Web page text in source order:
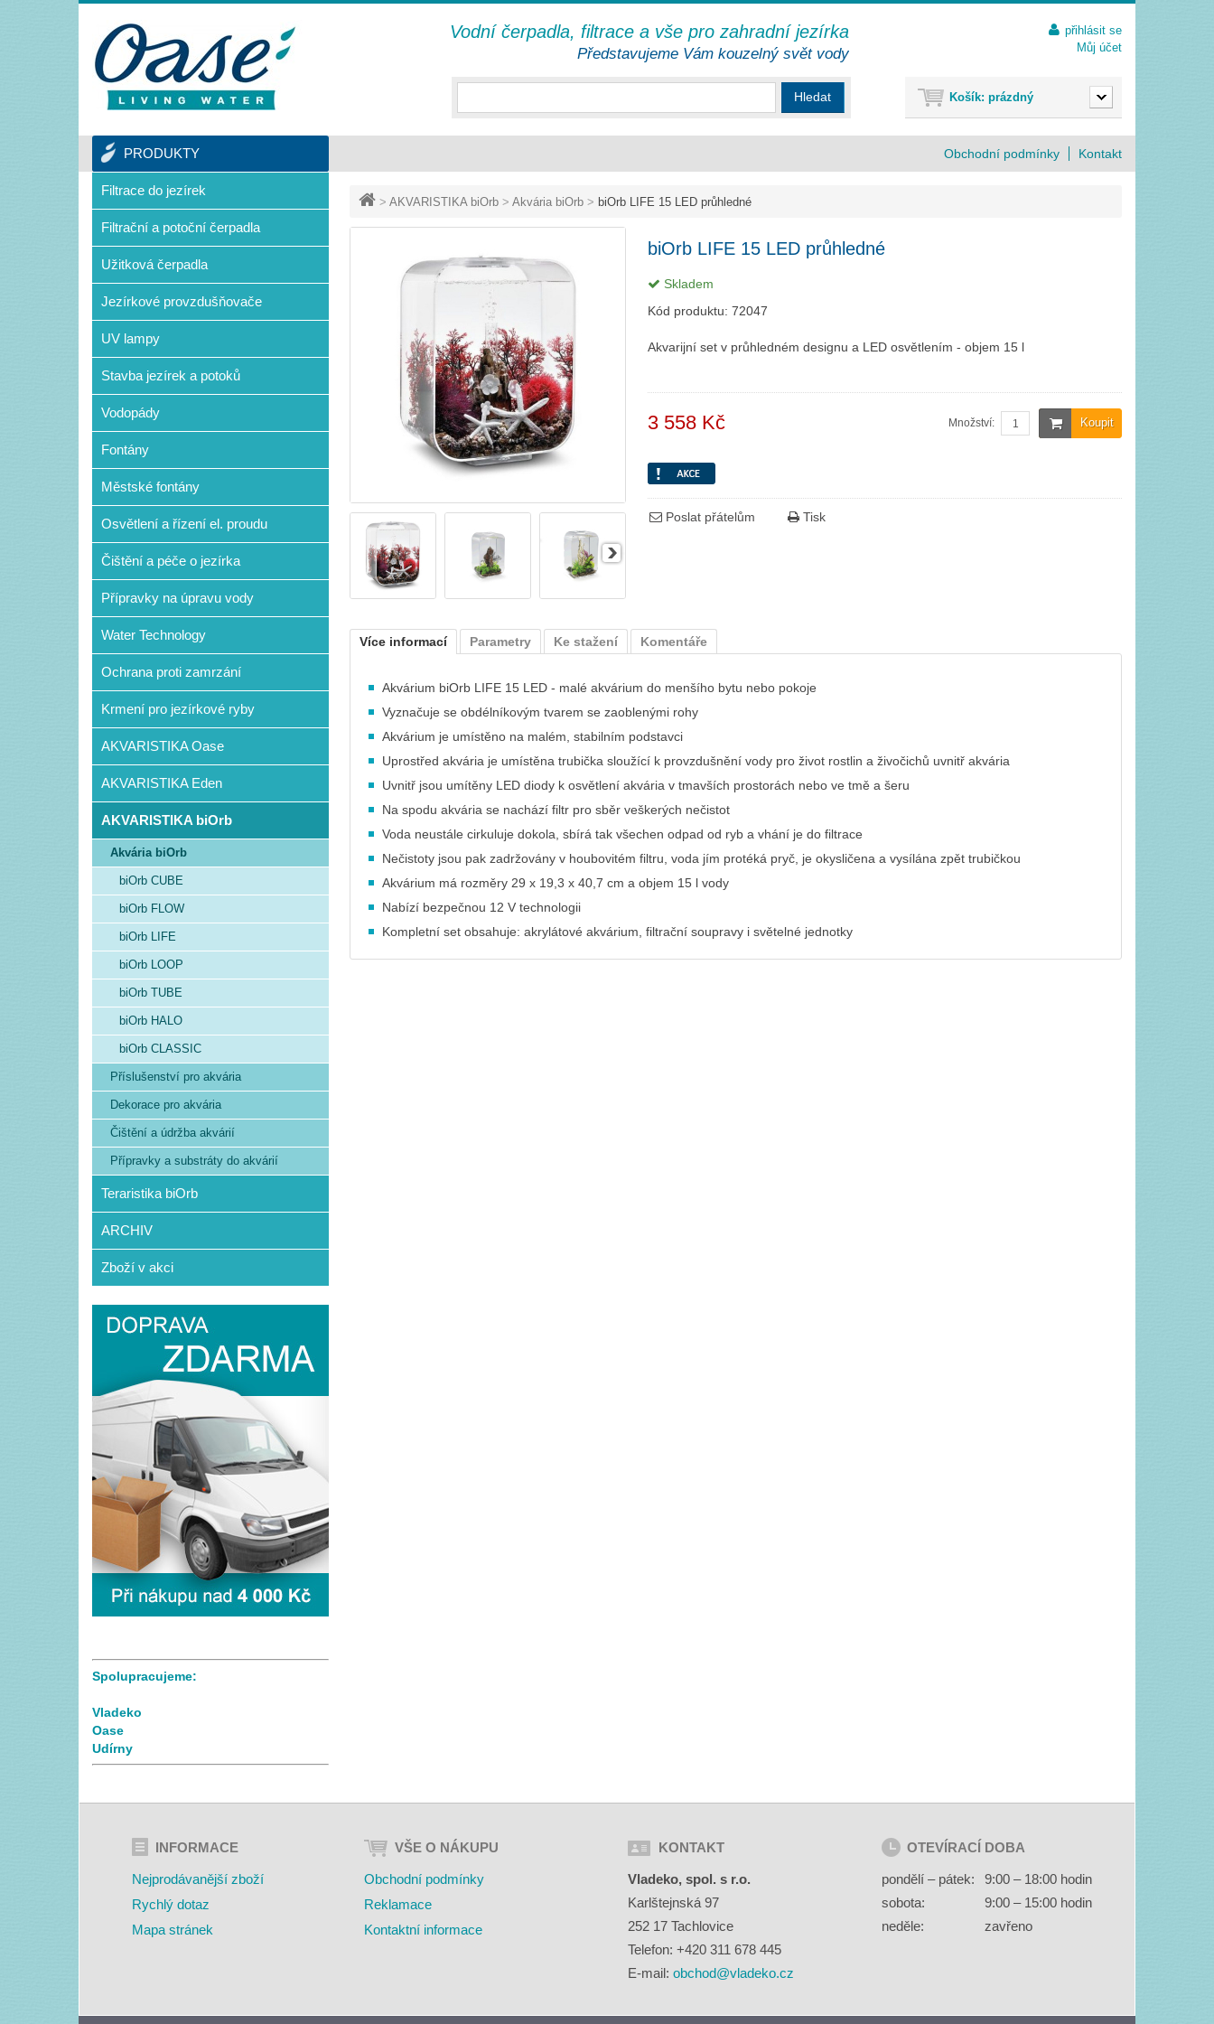
> AKVARISTIKA biOrb > Akvária biOrb > biOrb LIFE 15 LED průhledné
biOrb LIFE 15 LED průhledné
Skladem
Kód produktu: 72047
Akvarijní set v průhledném designu a LED osvětlením - objem 15 l
3 558 Kč Koupit
Množství:
Poslat přátelům Tisk
Více informací Parametry Ke stažení Komentáře
Akvárium biOrb LIFE 15 LED - malé akvárium do menšího bytu nebo pokoje
Vyznačuje se obdélníkovým tvarem se zaoblenými rohy
Akvárium je umístěno na malém, stabilním podstavci
Uprostřed akvária je umístěna trubička sloužící k provzdušnění vody pro život rostlin a živočichů uvnitř akvária
Uvnitř jsou umítěny LED diody k osvětlení akvária v tmavších prostorách nebo ve tmě a šeru
Na spodu akvária se nachází filtr pro sběr veškerých nečistot
Voda neustále cirkuluje dokola, sbírá tak všechen odpad od ryb a vhání je do filtrace
Nečistoty jsou pak zadržovány v houbovitém filtru, voda jím protéká pryč, je okysličena a vysílána zpět trubičkou
Akvárium má rozměry 29 x 19,3 x 40,7 cm a objem 15 l vody
Nabízí bezpečnou 12 V technologii
Kompletní set obsahuje: akrylátové akvárium, filtrační soupravy i světelné jednotky
PRODUKTY
Filtrace do jezírek
Filtrační a potoční čerpadla
Užitková čerpadla
Jezírkové provzdušňovače
UV lampy
Stavba jezírek a potoků
Vodopády
Fontány
Městské fontány
Osvětlení a řízení el. proudu
Čištění a péče o jezírka
Přípravky na úpravu vody
Water Technology
Ochrana proti zamrzání
Krmení pro jezírkové ryby
AKVARISTIKA Oase
AKVARISTIKA Eden
AKVARISTIKA biOrb
Akvária biOrb
biOrb CUBE
biOrb FLOW
biOrb LIFE
biOrb LOOP
biOrb TUBE
biOrb HALO
biOrb CLASSIC
Příslušenství pro akvária
Dekorace pro akvária
Čištění a údržba akvárií
Přípravky a substráty do akvárií
Teraristika biOrb
ARCHIV
Zboží v akci
Spolupracujeme:
Vladeko
Oase
Udírny
Obchodní podmínky Kontakt
Hledat
přihlásit se
Můj účet
Košík: prázdný
Vodní čerpadla, filtrace a vše pro zahradní jezírka
Představujeme Vám kouzelný svět vody
INFORMACE
Nejprodávanější zboží
Rychlý dotaz
Mapa stránek
VŠE O NÁKUPU
Obchodní podmínky
Reklamace
Kontaktní informace
KONTAKT
Vladeko, spol. s r.o.
Karlštejnská 97
252 17 Tachlovice
Telefon: +420 311 678 445
E-mail:obchod@vladeko.cz
OTEVÍRACÍ DOBA
pondělí – pátek:
9:00 – 18:00 hodin
sobota:
9:00 – 15:00 hodin
neděle:
zavřeno